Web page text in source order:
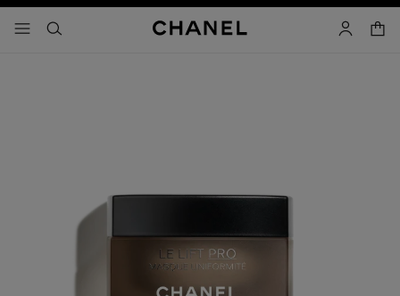
メニュー - メインナビゲーション
- メインナビゲーション
検索 マイアカ
カー